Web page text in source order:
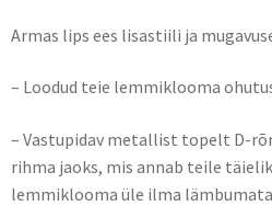
Armas lips ees lisastiili ja
– Loodud teie lemmiklooma
– Vastupidav metallist topelt D-
rihma jaoks, mis annab teile
lemmiklooma üle ilma